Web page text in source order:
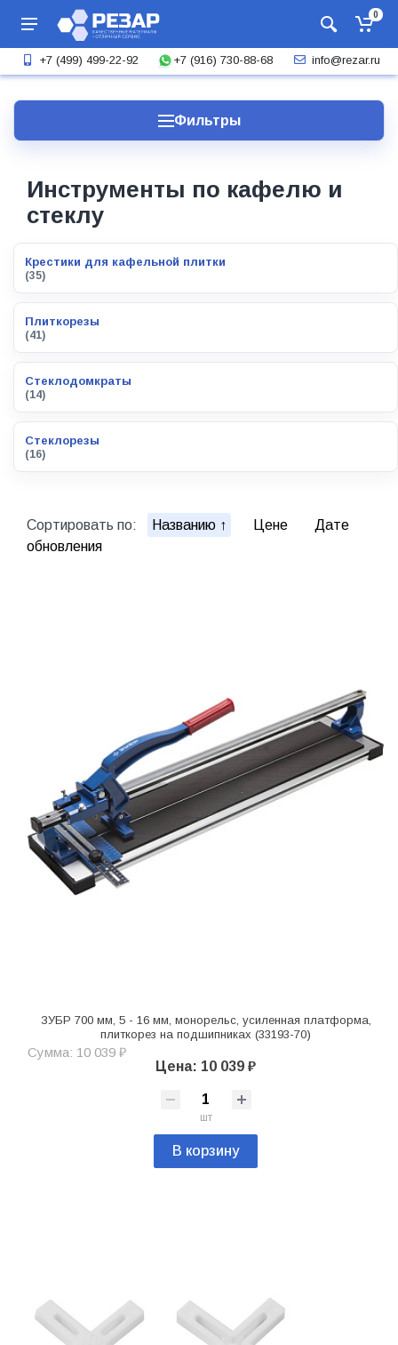
0
+7 (499) 499-22-92 +7 (916) 730-88-68 info@rezar.ru
Фильтры
Инструменты по кафелю и
стеклу
Крестики для кафельной плитки
(35)
Плиткорезы
(41)
Стеклодомкраты
(14)
Стеклорезы
(16)
Сортировать по: Названию Цене
Дате
обновления
ЗУБР 700 мм, 5 - 16 мм, монорельс, усиленная платформа,
плиткорез на подшипниках (33193-70)
Сумма: 10 039 ₽
Цена: 10 039 ₽
шт
В корзину